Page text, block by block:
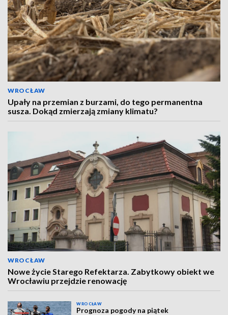
WROCŁAW
Upały na przemian z burzami, do tego permanentna
susza. Dokąd zmierzają zmiany klimatu?
WROCŁAW
Nowe życie Starego Refektarza. Zabytkowy obiekt we
Wrocławiu przejdzie renowację
WROCŁAW
Prognoza pogody na piątek